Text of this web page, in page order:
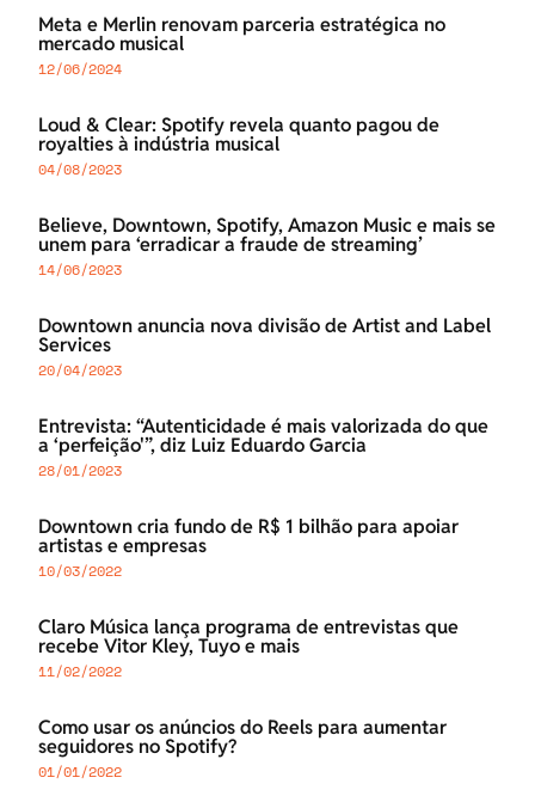
Meta e Merlin renovam parceria estratégica no
mercado musical
12/06/2024
Loud & Clear: Spotify revela quanto pagou de
royalties à indústria musical
04/08/2023
Believe, Downtown, Spotify, Amazon Music e mais se
unem para ‘erradicar a fraude de streaming’
14/06/2023
Downtown anuncia nova divisão de Artist and Label
Services
20/04/2023
Entrevista: “Autenticidade é mais valorizada do que
a ‘perfeição'”, diz Luiz Eduardo Garcia
28/01/2023
Downtown cria fundo de R$ 1 bilhão para apoiar
artistas e empresas
10/03/2022
Claro Música lança programa de entrevistas que
recebe Vitor Kley, Tuyo e mais
11/02/2022
Como usar os anúncios do Reels para aumentar
seguidores no Spotify?
01/01/2022